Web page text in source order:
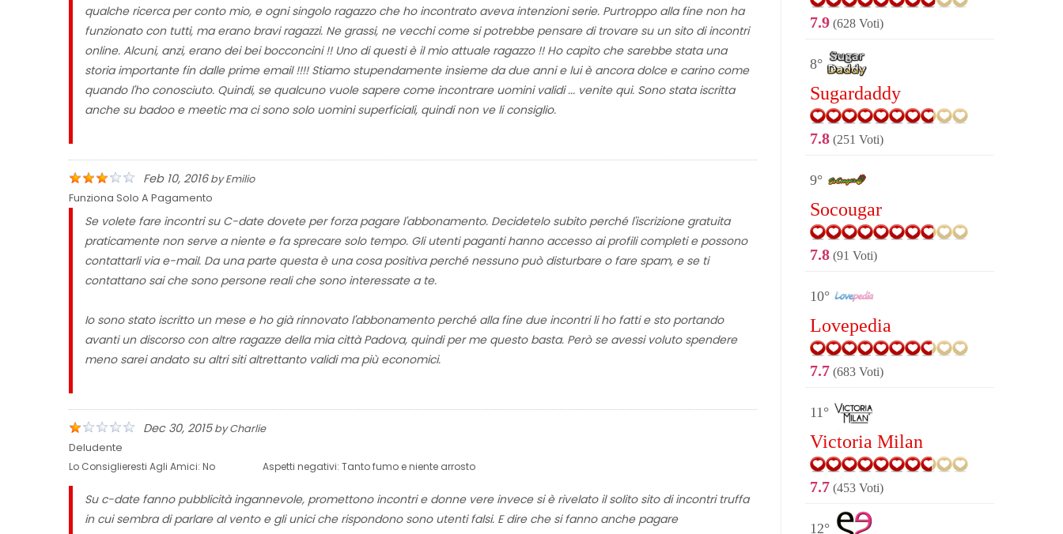
qualche ricerca per conto mio, e ogni singolo ragazzo che ho incontrato aveva intenzioni serie. Purtroppo alla fine non ha
funzionato con tutti, ma erano bravi ragazzi. Ne grassi, ne vecchi come si potrebbe pensare di trovare su un sito di incontri
online. Alcuni, anzi, erano dei bei bocconcini !! Uno di questi è il mio attuale ragazzo !! Ho capito che sarebbe stata una
storia importante fin dalle prime email !!!! Stiamo stupendamente insieme da due anni e lui è ancora dolce e carino come
quando l'ho conosciuto. Quindi, se qualcuno vuole sapere come incontrare uomini validi ... venite qui. Sono stata iscritta
anche su badoo e meetic ma ci sono solo uomini superficiali, quindi non ve li consiglio.
Feb 10, 2016byEmilio
Funziona Solo A Pagamento
Se volete fare incontri su C-date dovete per forza pagare l'abbonamento. Decidetelo subito perché l'iscrizione gratuita
praticamente non serve a niente e fa sprecare solo tempo. Gli utenti paganti hanno accesso ai profili completi e possono
contattarli via e-mail. Da una parte questa è una cosa positiva perché nessuno può disturbare o fare spam, e se ti
contattano sai che sono persone reali che sono interessate a te.
Io sono stato iscritto un mese e ho già rinnovato l'abbonamento perché alla fine due incontri li ho fatti e sto portando
avanti un discorso con altre ragazze della mia città Padova, quindi per me questo basta. Però se avessi voluto spendere
meno sarei andato su altri siti altrettanto validi ma più economici.
Dec 30, 2015byCharlie
Deludente
Lo Consiglieresti Agli Amici: No Aspetti negativi: Tanto fumo e niente arrosto
Su c-date fanno pubblicità ingannevole, promettono incontri e donne vere invece si è rivelato il solito sito di incontri truffa
in cui sembra di parlare al vento e gli unici che rispondono sono utenti falsi. E dire che si fanno anche pagare
7.9 (628 Voti)
8°
Sugardaddy
7.8 (251 Voti)
9°
Socougar
7.8 (91 Voti)
10°
Lovepedia
7.7 (683 Voti)
11°
Victoria Milan
7.7 (453 Voti)
12°